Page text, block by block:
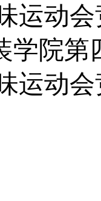
运动
学院第
运动